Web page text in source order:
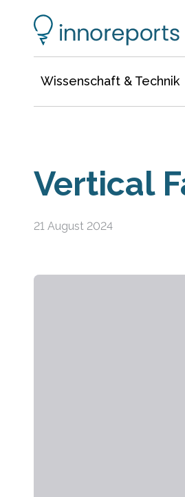
Wissenschaft & Technik
Vertical
21 August 2024